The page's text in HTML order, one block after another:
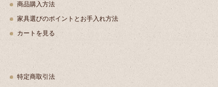
商品購入方法
家具選びのポイントとお手入れ方法
カートを見る
特定商取引法